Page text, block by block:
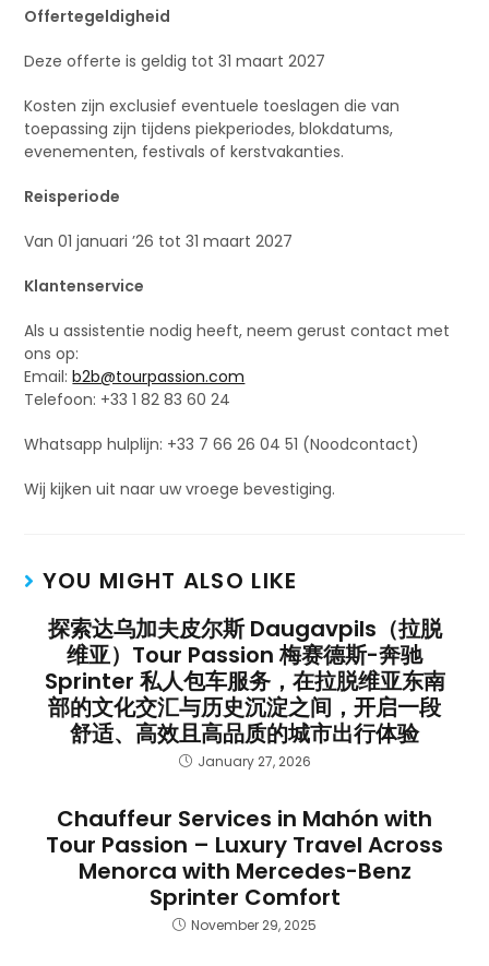
Offertegeldigheid
Deze offerte is geldig tot 31 maart 2027
Kosten zijn exclusief eventuele toeslagen die van
toepassing zijn tijdens piekperiodes, blokdatums,
evenementen, festivals of kerstvakanties.
Reisperiode
Van 01 januari ’26 tot 31 maart 2027
Klantenservice
Als u assistentie nodig heeft, neem gerust contact met
ons op:
Email:b2b@tourpassion.com
Telefoon: +33 1 82 83 60 24
Whatsapp hulplijn: +33 7 66 26 04 51 (Noodcontact)
Wij kijken uit naar uw vroege bevestiging.
YOU MIGHT ALSO LIKE
探索达乌加夫皮尔斯 Daugavpils（拉脱
维亚）Tour Passion 梅赛德斯-奔驰
Sprinter 私人包车服务，在拉脱维亚东南
部的文化交汇与历史沉淀之间，开启一段
舒适、高效且高品质的城市出行体验
January 27, 2026
Chauffeur Services in Mahón with
Tour Passion – Luxury Travel Across
Menorca with Mercedes-Benz
Sprinter Comfort
November 29, 2025